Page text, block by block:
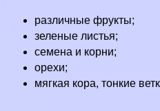
различные фрукты;
зеленые листья;
семена и корни;
орехи;
мягкая кора, тонкие